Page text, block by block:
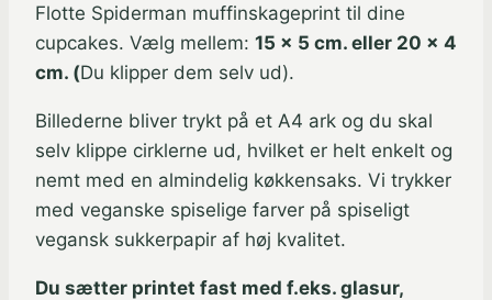
Flotte Spiderman muffinskageprint til dine
cupcakes. Vælg mellem: 15 x 5 cm. eller 20 x 4
cm. (Du klipper dem selv ud).
Billederne bliver trykt på et A4 ark og du skal
selv klippe cirklerne ud, hvilket er helt enkelt og
nemt med en almindelig køkkensaks. Vi trykker
med veganske spiselige farver på spiseligt
vegansk sukkerpapir af høj kvalitet.
Du sætter printet fast med f.eks. glasur,